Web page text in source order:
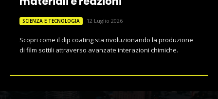
SCIENZA E TECNOLOGIA 12 Luglio 2026
Scopri come il dip coating sta rivoluzionando la produzione
di film sottili attraverso avanzate interazioni chimiche.